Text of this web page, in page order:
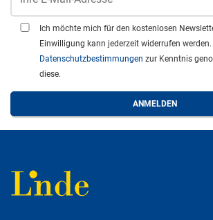
Ich möchte mich für den kostenlosen
Einwilligung kann jederzeit widerrufen
Datenschutzbestimmungen zur Kenntnis
diese.